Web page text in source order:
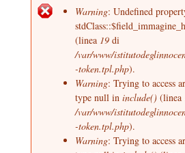
Messaggio di
Warning: Undefined
(linea 19di
/var/www/
-token.tpl.php).
Warning: Trying to access
type null in include() (linea
/var/www/
-token.tpl.php).
Warning: Trying to access